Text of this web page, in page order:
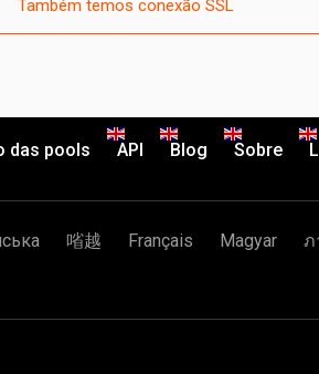
Também temos conexão SSL
das pools API Blog Sobre
㗂越 Français Magyar ภ